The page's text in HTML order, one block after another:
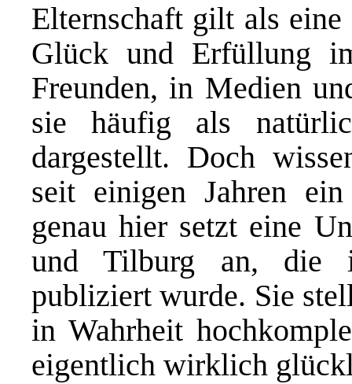
Elternschaft gilt als
Glück und Erfüllung
Freunden, in Medien
sie häufig als
dargestellt. Doch
seit einigen Jahren
genau hier setzt eine
und Tilburg an,
publiziert wurde. Sie
in Wahrheit
eigentlich wirklich